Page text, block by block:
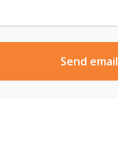
Send email